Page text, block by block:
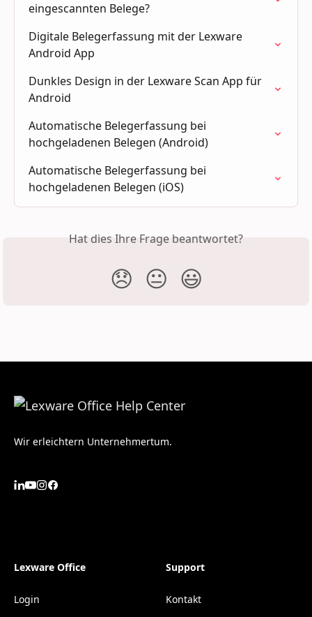
eingescannten Belege?
Digitale Belegerfassung mit der Lexware
Android App
Dunkles Design in der Lexware Scan App für
Android
Automatische Belegerfassung bei
hochgeladenen Belegen (Android)
Automatische Belegerfassung bei
hochgeladenen Belegen (iOS)
Hat dies Ihre Frage beantwortet?
😞 😐 😃
Wir erleichtern Unternehmertum.
Lexware Office
Login
Support
Kontakt